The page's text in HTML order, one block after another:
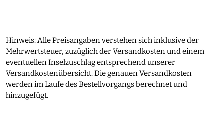
Hinweis: Alle Preisangaben verstehen sich inklusive der
Mehrwertsteuer, zuzüglich der Versandkosten und einem
eventuellen Inselzuschlag entsprechend unserer
Versandkostenübersicht. Die genauen Versandkosten
werden im Laufe des Bestellvorgangs berechnet und
hinzugefügt.